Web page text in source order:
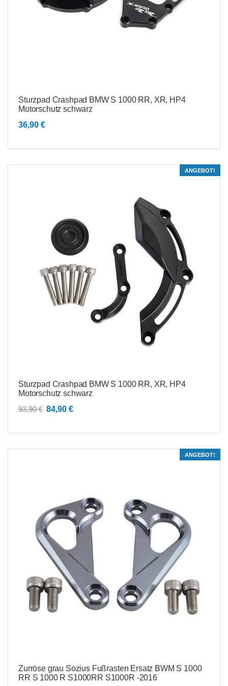
Sturzpad Crashpad BMW S 1000 RR, XR, HP4
Motorschutz schwarz
36,90 €
ANGEBOT!
Sturzpad Crashpad BMW S 1000 RR, XR, HP4
Motorschutz schwarz
93,90€ Ursprünglicher
war:
84,90 €Aktueller
ist:
ANGEBOT!
Zurröse grau Sozius Fußrasten Ersatz BWM S 1000
RR S 1000 R S1000RR S1000R -2016